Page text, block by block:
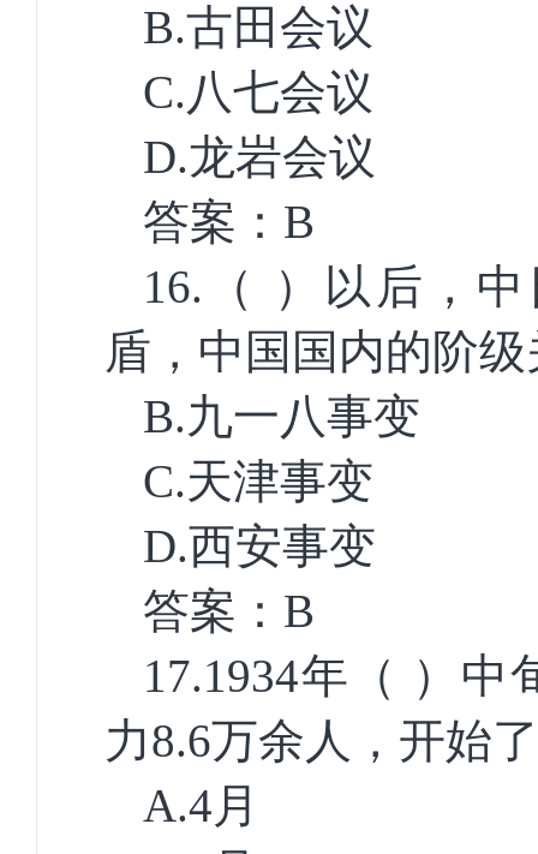
B.古田会议
C.八七会议
D.龙岩会议
答案： B
16. （ ）以后，
盾，中国国内的阶
B.九一八事变
C.天津事变
D.西安事变
答案： B
17.1934年（ ）中
力8.6万余人，开始
A.4月